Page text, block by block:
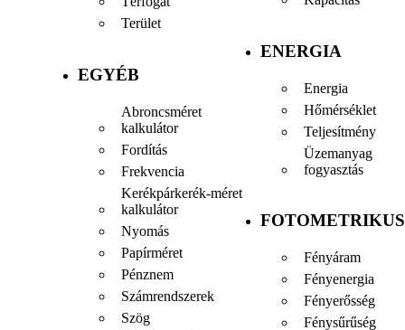
Terület
EGYÉB
Abroncsméret
kalkulátor
Fordítás
Frekvencia
Kerékpárkerék-méret
kalkulátor
Nyomás
Papírméret
Pénznem
Számrendszerek
Szög
ENERGIA
Energia
Hőmérséklet
Teljesítmény
Üzemanyag
fogyasztás
FOTOMETRIKUS
Fényáram
Fényenergia
Fényerősség
Fénysűrűség